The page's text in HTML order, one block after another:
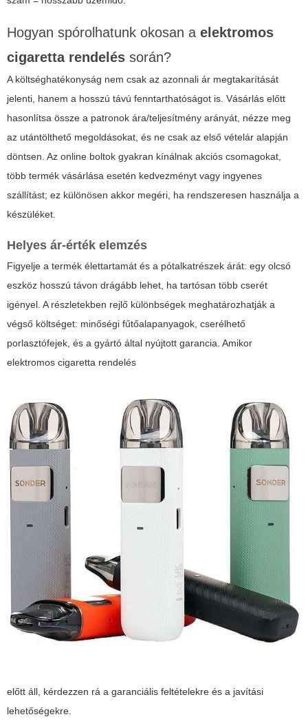
Hogyan spórolhatunk okosan a elektromos
cigaretta rendelés során?
A költséghatékonyság nem csak az azonnali ár megtakarítását
jelenti, hanem a hosszú távú fenntarthatóságot is. Vásárlás előtt
hasonlítsa össze a patronok ára/teljesítmény arányát, nézze meg
az utántölthető megoldásokat, és ne csak az első vételár alapján
döntsen. Az online boltok gyakran kínálnak akciós csomagokat,
több termék vásárlása esetén kedvezményt vagy ingyenes
szállítást; ez különösen akkor megéri, ha rendszeresen használja a
készüléket.
Helyes ár-érték elemzés
Figyelje a termék élettartamát és a pótalkatrészek árát: egy olcsó
eszköz hosszú távon drágább lehet, ha tartósan több cserét
igényel. A részletekben rejlő különbségek meghatározhatják a
végső költséget: minőségi fűtőalapanyagok, cserélhető
porlasztófejek, és a gyártó által nyújtott garancia. Amikor
elektromos cigaretta rendelés
előtt áll, kérdezzen rá a garanciális feltételekre és a javítási
lehetőségekre.